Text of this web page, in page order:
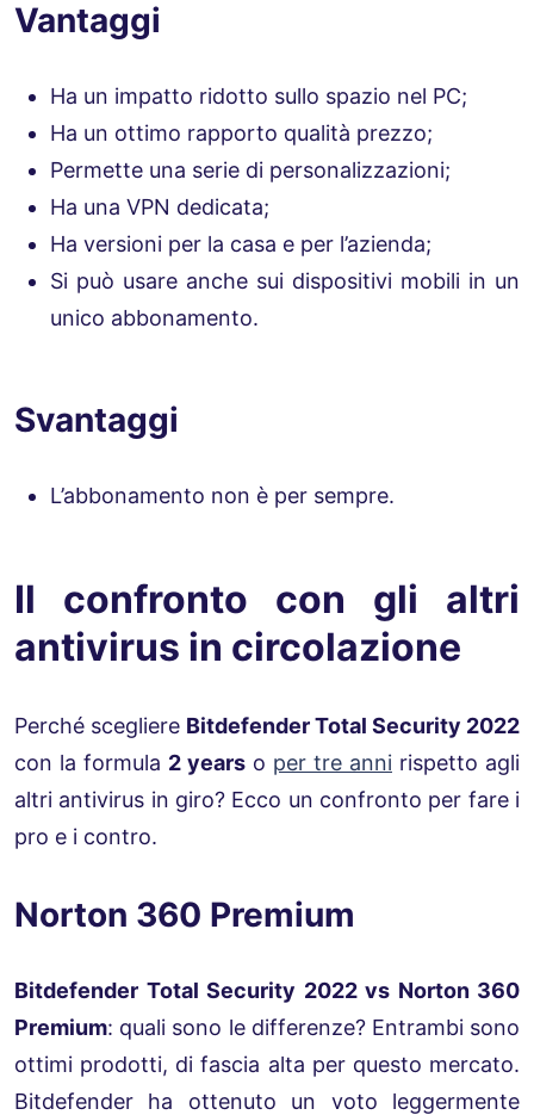
Vantaggi
Ha un impatto ridotto sullo spazio nel PC;
Ha un ottimo rapporto qualità prezzo;
Permette una serie di personalizzazioni;
Ha una VPN dedicata;
Ha versioni per la casa e per l’azienda;
Si può usare anche sui dispositivi mobili in un
unico abbonamento.
Svantaggi
L’abbonamento non è per sempre.
Il confronto con gli altri
antivirus in circolazione
Perché scegliere Bitdefender Total Security 2022
con la formula 2 years o per tre anni rispetto agli
altri antivirus in giro? Ecco un confronto per fare i
pro e i contro.
Norton 360 Premium
Bitdefender Total Security 2022 vs Norton 360
Premium: quali sono le differenze? Entrambi sono
ottimi prodotti, di fascia alta per questo mercato.
Bitdefender ha ottenuto un voto leggermente